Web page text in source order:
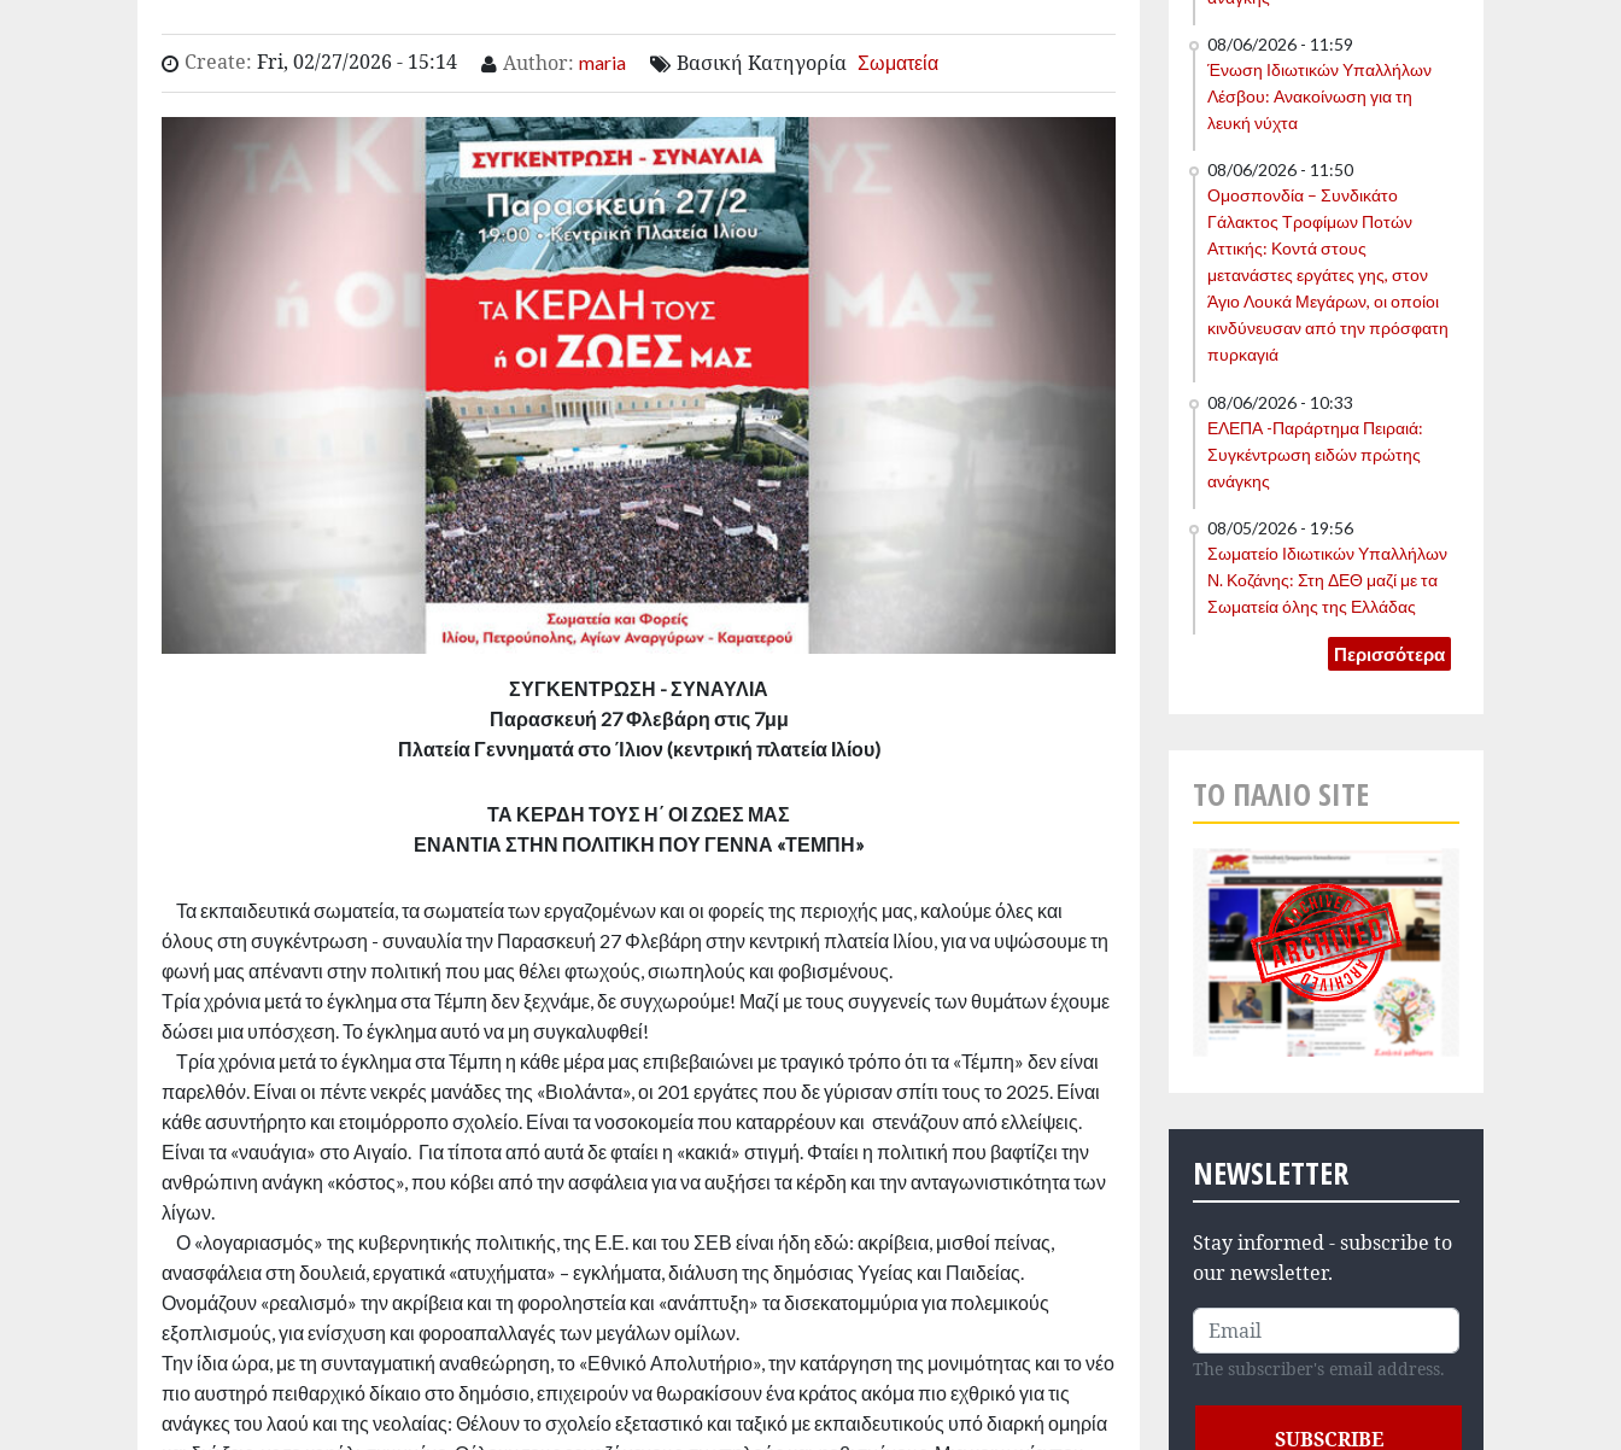
Create: Fri, 02/27/2026 - 15:14 Author: maria Βασική Κατηγορία Σωματεία
ΣΥΓΚΕΝΤΡΩΣΗ - ΣΥΝΑΥΛΙΑ
Παρασκευή 27 Φλεβάρη στις 7μμ
Πλατεία Γεννηματά στο Ίλιον (κεντρική πλατεία Ιλίου)
ΤΑ ΚΕΡΔΗ ΤΟΥΣ Η΄ ΟΙ ΖΩΕΣ ΜΑΣ
ΕΝΑΝΤΙΑ ΣΤΗΝ ΠΟΛΙΤΙΚΗ ΠΟΥ ΓΕΝΝΑ «ΤΕΜΠΗ»
Τα εκπαιδευτικά σωματεία, τα σωματεία των εργαζομένων και οι φορείς της περιοχής μας, καλούμε όλες και
όλους στη συγκέντρωση - συναυλία την Παρασκευή 27 Φλεβάρη στην κεντρική πλατεία Ιλίου, για να υψώσουμε τη
φωνή μας απέναντι στην πολιτική που μας θέλει φτωχούς, σιωπηλούς και φοβισμένους.
Τρία χρόνια μετά το έγκλημα στα Τέμπη δεν ξεχνάμε, δε συγχωρούμε! Μαζί με τους συγγενείς των θυμάτων έχουμε
δώσει μια υπόσχεση. Το έγκλημα αυτό να μη συγκαλυφθεί!
Τρία χρόνια μετά το έγκλημα στα Τέμπη η κάθε μέρα μας επιβεβαιώνει με τραγικό τρόπο ότι τα «Τέμπη» δεν είναι
παρελθόν. Είναι οι πέντε νεκρές μανάδες της «Βιολάντα», οι 201 εργάτες που δε γύρισαν σπίτι τους το 2025. Είναι
κάθε ασυντήρητο και ετοιμόρροπο σχολείο. Είναι τα νοσοκομεία που καταρρέουν και στενάζουν από ελλείψεις.
Είναι τα «ναυάγια» στο Αιγαίο. Για τίποτα από αυτά δε φταίει η «κακιά» στιγμή. Φταίει η πολιτική που βαφτίζει την
ανθρώπινη ανάγκη «κόστος», που κόβει από την ασφάλεια για να αυξήσει τα κέρδη και την ανταγωνιστικότητα των
λίγων.
Ο «λογαριασμός» της κυβερνητικής πολιτικής, της Ε.Ε. και του ΣΕΒ είναι ήδη εδώ: ακρίβεια, μισθοί πείνας,
ανασφάλεια στη δουλειά, εργατικά «ατυχήματα» – εγκλήματα, διάλυση της δημόσιας Υγείας και Παιδείας.
Ονομάζουν «ρεαλισμό» την ακρίβεια και τη φοροληστεία και «ανάπτυξη» τα δισεκατομμύρια για πολεμικούς
εξοπλισμούς, για ενίσχυση και φοροαπαλλαγές των μεγάλων ομίλων.
Την ίδια ώρα, με τη συνταγματική αναθεώρηση, το «Εθνικό Απολυτήριο», την κατάργηση της μονιμότητας και το νέο
πιο αυστηρό πειθαρχικό δίκαιο στο δημόσιο, επιχειρούν να θωρακίσουν ένα κράτος ακόμα πιο εχθρικό για τις
ανάγκες του λαού και της νεολαίας: Θέλουν το σχολείο εξεταστικό και ταξικό με εκπαιδευτικούς υπό διαρκή ομηρία
08/06/2026 - 11:59
Ένωση Ιδιωτικών Υπαλλήλων
Λέσβου: Ανακοίνωση για τη
λευκή νύχτα
08/06/2026 - 11:50
Ομοσπονδία – Συνδικάτο
Γάλακτος Τροφίμων Ποτών
Αττικής: Κοντά στους
μετανάστες εργάτες γης, στον
Άγιο Λουκά Μεγάρων, οι οποίοι
κινδύνευσαν από την πρόσφατη
πυρκαγιά
08/06/2026 - 10:33
ΕΛΕΠΑ -Παράρτημα Πειραιά:
Συγκέντρωση ειδών πρώτης
ανάγκης
08/05/2026 - 19:56
Σωματείο Ιδιωτικών Υπαλλήλων
Ν. Κοζάνης: Στη ΔΕΘ μαζί με τα
Σωματεία όλης της Ελλάδας
Περισσότερα
TO ΠΑΛΙO SITE
NEWSLETTER
Stay informed - subscribe to
our newsletter.
The subscriber's email address.